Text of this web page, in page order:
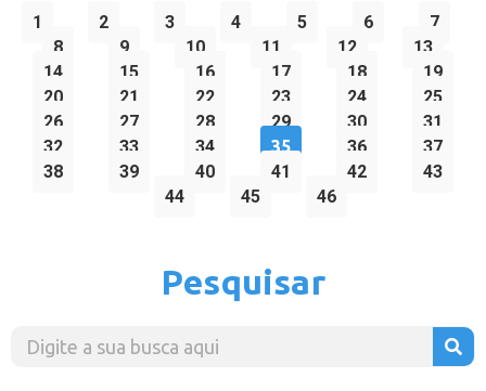
1 2 3 4 5 6
7
8
9 10 11 12
13
14
15 16 17 18
19
20
21 22 23 24
25
26
27 28 29 30
31
32
33 34 35 36
37
38
39 40 41 42
43
44
45 46
Pesquisar